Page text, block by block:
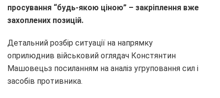
просування “будь-якою ціною” – закріплення вже
захоплених позицій.
Детальний розбір ситуації на напрямку
оприлюднив військовий оглядач Констянтин
Машовецьз посиланням на аналіз угруповання сил і
засобів противника.